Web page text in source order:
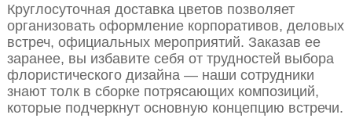
Круглосуточная доставка цветов позволяет
организовать оформление корпоративов, деловых
встреч, официальных мероприятий. Заказав ее
заранее, вы избавите себя от трудностей выбора
флористического дизайна — наши сотрудники
знают толк в сборке потрясающих композиций,
которые подчеркнут основную концепцию встречи.